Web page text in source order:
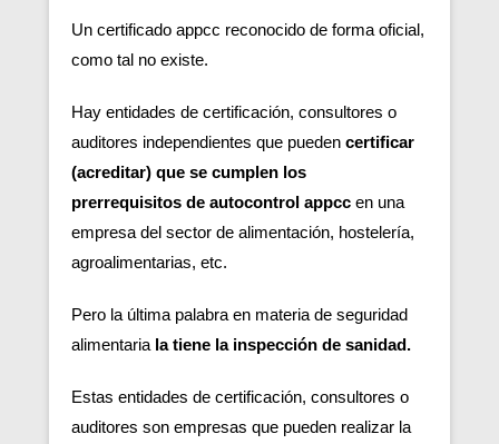
Un certificado appcc reconocido de forma oficial,
como tal no existe.
Hay entidades de certificación, consultores o
auditores independientes que pueden certificar
(acreditar) que se cumplen los
prerrequisitos de autocontrol appcc en una
empresa del sector de alimentación, hostelería,
agroalimentarias, etc.
Pero la última palabra en materia de seguridad
alimentaria la tiene la inspección de sanidad.
Estas entidades de certificación, consultores o
auditores son empresas que pueden realizar la